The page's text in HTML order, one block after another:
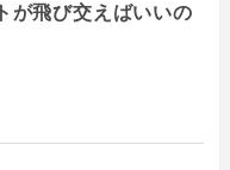
が飛び交えばいいの